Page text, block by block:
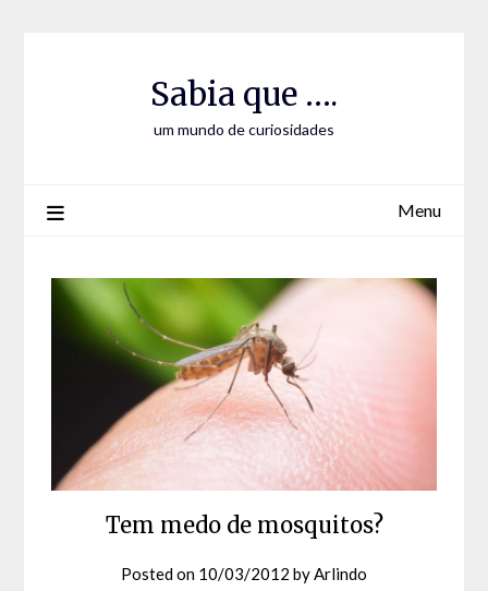
Sabia que ….
um mundo de curiosidades
Menu
Tem medo de mosquitos?
Posted on 10/03/2012 byArlindo